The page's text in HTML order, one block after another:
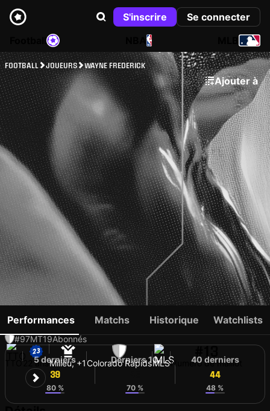
S'inscrire
Se connecter
NBA
FOOTBALL JOUEURS WAYNE FREDERICK
Ajouter à
WAYNE FREDERICK
#97MT19Abonnés
22 ansMilieu, +1Colorado RapidsMLSNuméro de maillot
Performances Matchs Historique Watchlists
5 derniers
39
80 %
Derniers 10
70 %
40 derniers
44
48 %